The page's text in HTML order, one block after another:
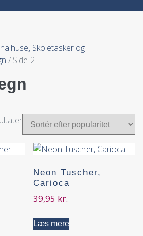
Skoletasker og
/ Side 2
Neon Tuscher,
Carioca
39,95 kr.
Læs mere